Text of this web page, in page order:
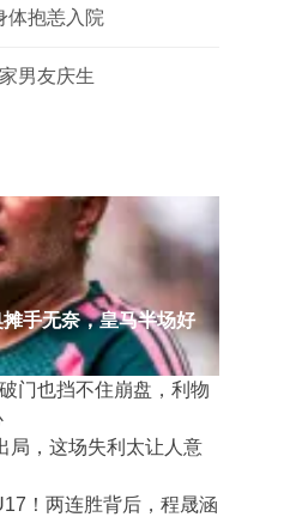
体抱恙入院
男友庆生
摊手无奈，皇马半场好
门也挡不住崩盘，利物
局，这场失利太让人意
！两连胜背后，程晟涵